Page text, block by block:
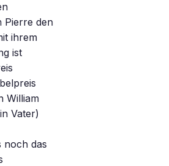
Pierre den
ihrem
ist
William
Vater)
noch das